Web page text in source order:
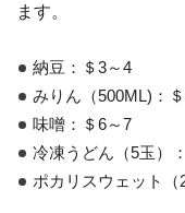
ます。
納豆：＄3～4
みりん（500ML)：
味噌：＄6～7
冷凍うどん（5玉）
ポカリスウェット